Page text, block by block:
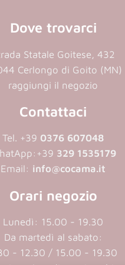
Dove trovarci
Statale Goitese, 432
Cerlongo di Goito (MN)
raggiungi il negozio
Contattaci
Tel. +39 0376 607048
+39 329 1535179
Email: info@cocama.it
Orari negozio
Lunedì: 15.00 - 19.30
Da martedì al sabato:
- 12.30 / 15.00 - 19.30